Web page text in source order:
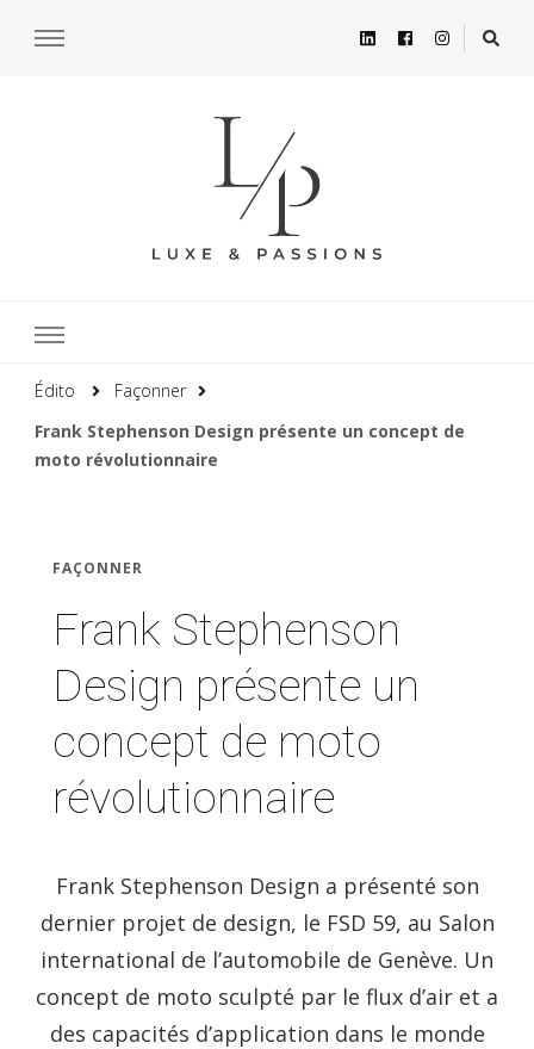
Édito
Façonner
Frank Stephenson Design présente un concept de
moto révolutionnaire
FAÇONNER
Frank Stephenson
Design présente un
concept de moto
révolutionnaire
Frank Stephenson Design a présenté son
dernier projet de design, le FSD 59, au Salon
international de l’automobile de Genève. Un
concept de moto sculpté par le flux d’air et a
des capacités d’application dans le monde